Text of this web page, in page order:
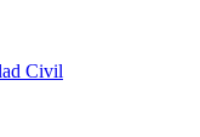
Civil